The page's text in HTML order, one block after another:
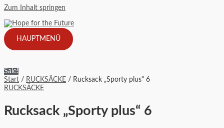
Zum Inhalt springen
HAUPTMENÜ
Sale!
Start / RUCKSÄCKE / Rucksack „Sporty plus“ 6
RUCKSÄCKE
Rucksack „Sporty plus“ 6